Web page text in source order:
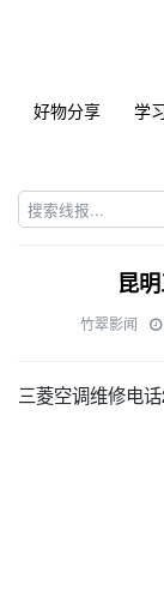
好物分享 学
昆
竹翠影闻
三菱空调维修电